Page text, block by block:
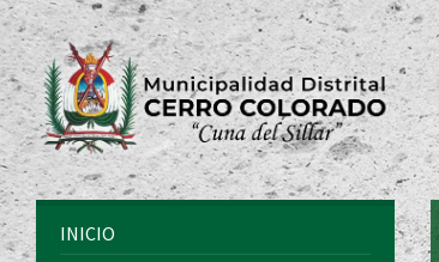
INICIO